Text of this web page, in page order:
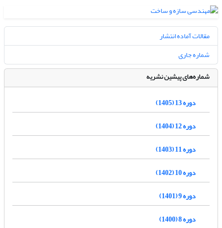
مقالات آماده انتشار
شماره جاری
شماره‌های پیشین نشریه
دوره 13 (1405)
دوره 12 (1404)
دوره 11 (1403)
دوره 10 (1402)
دوره 9 (1401)
دوره 8 (1400)